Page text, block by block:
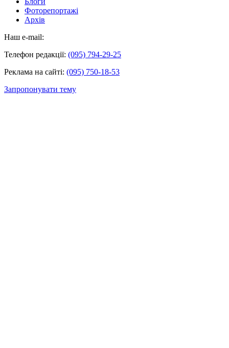
Фоторепортажі
Архів
Наш e-mail:
Телефон редакції: (095) 794-29-25
Реклама на сайті: (095) 750-18-53
Запропонувати тему